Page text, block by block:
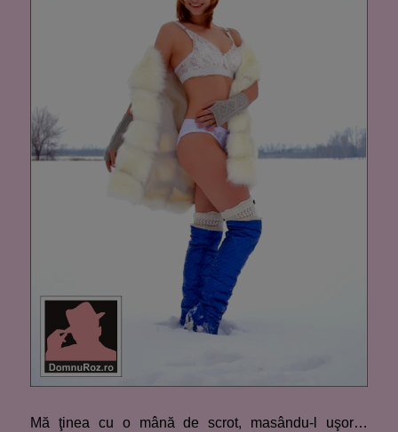
Mă ţinea cu o mână de scrot, masându-l uşor…